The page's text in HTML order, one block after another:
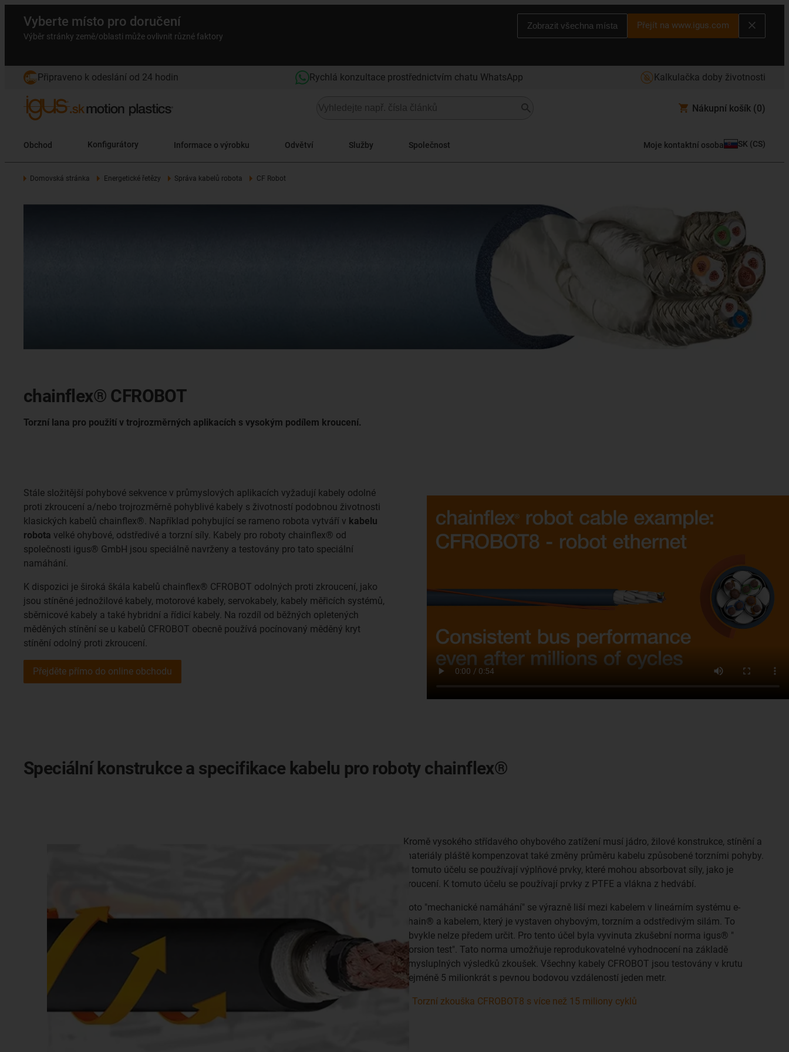
Vyberte místo pro doručení
Výběr stránky země/oblasti může ovlivnit různé faktory
Zobrazit všechna místa Přejít na www.igus.com
Připraveno k odeslání od 24 hodin Rychlá konzultace prostřednictvím chatu WhatsApp Kalkulačka doby životnosti
Nákupní košík (0)
Obchod Konfigurátory Informace o výrobku Odvětví Služby Společnost Moje kontaktní osoba SK (CS)
Domovská stránka Energetické řetězy Správa kabelů robota CF Robot
chainflex® CFROBOT
Torzní lana pro použití v trojrozměrných aplikacích s vysokým podílem kroucení.
Stále složitější pohybové sekvence v průmyslových aplikacích vyžadují kabely odolné
proti zkroucení a/nebo trojrozměrně pohyblivé kabely s životností podobnou životnosti
klasických kabelů chainflex®. Například pohybující se rameno robota vytváří v kabelu
robota velké ohybové, odstředivé a torzní síly. Kabely pro roboty chainflex® od
společnosti igus® GmbH jsou speciálně navrženy a testovány pro tato speciální
namáhání.
K dispozici je široká škála kabelů chainflex® CFROBOT odolných proti zkroucení, jako
jsou stíněné jednožilové kabely, motorové kabely, servokabely, kabely měřicích systémů,
sběrnicové kabely a také hybridní a řídicí kabely. Na rozdíl od běžných opletených
měděných stínění se u kabelů CFROBOT obecně používá pocínovaný měděný kryt
stínění odolný proti zkroucení.
Přejděte přímo do online obchodu
Speciální konstrukce a specifikace kabelu pro roboty chainflex®
Kromě vysokého střídavého ohybového zatížení musí jádro, žilové konstrukce, stínění a
materiály pláště kompenzovat také změny průměru kabelu způsobené torzními pohyby.
K tomuto účelu se používají výplňové prvky, které mohou absorbovat síly, jako je
kroucení. K tomuto účelu se používají prvky z PTFE a vlákna z hedvábí.
Toto "mechanické namáhání" se výrazně liší mezi kabelem v lineárním systému e-
chain® a kabelem, který je vystaven ohybovým, torzním a odstředivým silám. To
obvykle nelze předem určit. Pro tento účel byla vyvinuta zkušební norma igus® "
Torsion test". Tato norma umožňuje reprodukovatelné vyhodnocení na základě
smysluplných výsledků zkoušek. Všechny kabely CFROBOT jsou testovány v krutu
nejméně 5 milionkrát s pevnou bodovou vzdáleností jeden metr.
Torzní zkouška CFROBOT8 s více než 15 miliony cyklů